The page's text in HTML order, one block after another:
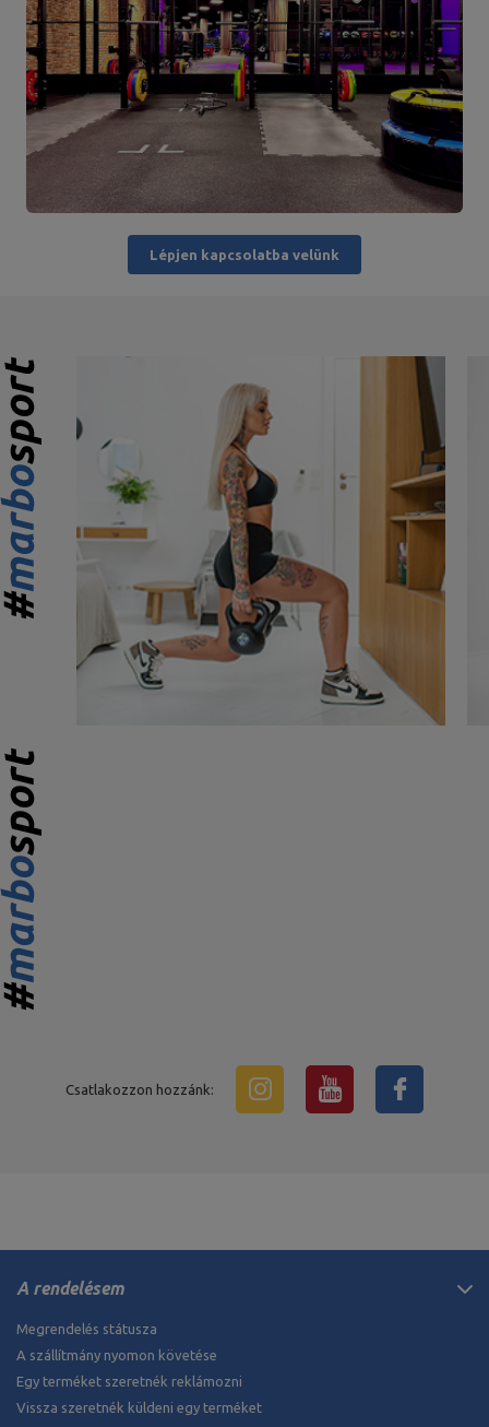
Lépjen kapcsolatba velünk
Csatlakozzon hozzánk:
A rendelésem
Megrendelés státusza
A szállítmány nyomon követése
Egy terméket szeretnék reklámozni
Vissza szeretnék küldeni egy terméket